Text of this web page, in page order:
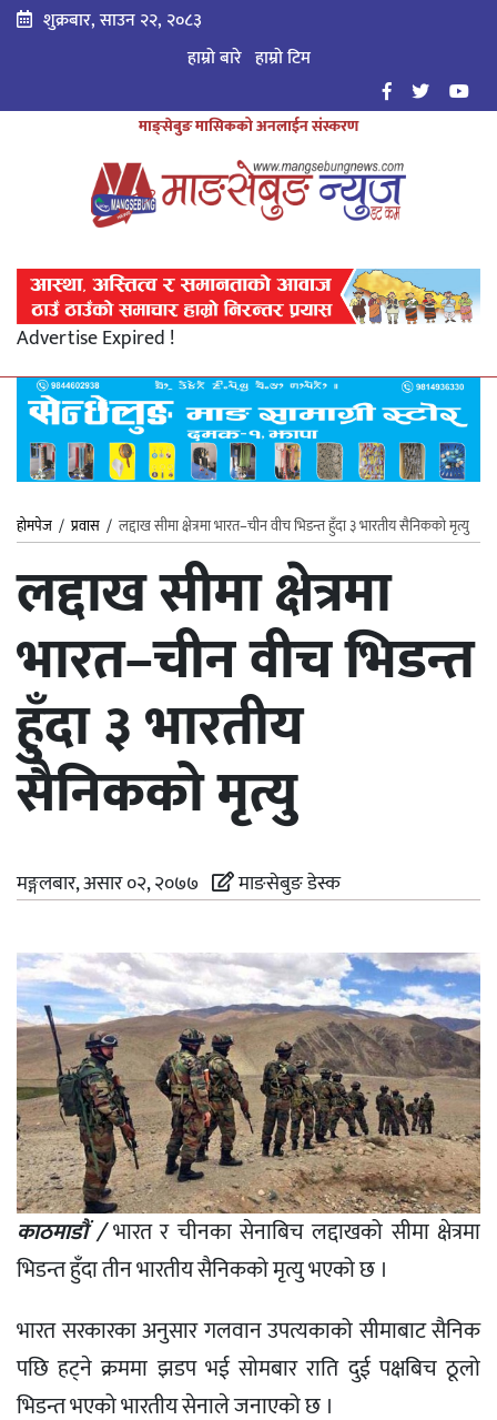
शुक्रबार, साउन २२, २०८३
हाम्रो बारे हाम्राे टिम
माङ्सेबुङ मासिकको अनलाईन संस्करण
Advertise Expired !
होमपेज /प्रवास / लद्दाख सीमा क्षेत्रमा भारत–चीन वीच भिडन्त हुँदा ३ भारतीय सैनिकको मृत्यु
लद्दाख सीमा क्षेत्रमा
भारत–चीन वीच भिडन्त
हुँदा ३ भारतीय
सैनिकको मृत्यु
मङ्गलबार, असार ०२, २०७७ माङसेबुङ डेस्क
काठमाडौं / भारत र चीनका सेनाबिच लद्दाखको सीमा क्षेत्रमा
भिडन्त हुँदा तीन भारतीय सैनिकको मृत्यु भएको छ ।
भारत सरकारका अनुसार गलवान उपत्यकाको सीमाबाट सैनिक
पछि हट्ने क्रममा झडप भई सोमबार राति दुई पक्षबिच ठूलो
भिडन्त भएको भारतीय सेनाले जनाएको छ ।